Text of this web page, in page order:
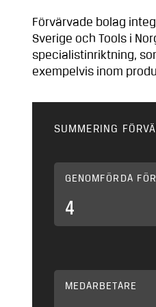
Förvärvade bolag
Sverige och Tools i
specialistinriktning,
exempelvis inom
SUMMERING
GENOMFÖRDA
4
MEDARBETARE